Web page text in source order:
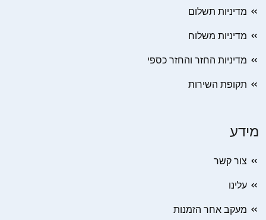
מדיניות תשלום
מדיניות משלוח
מדיניות החזר והחזר כספי
תקופת השירות
מידע
צור קשר
עלינו
מעקב אחר הזמנות